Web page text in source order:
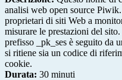
analisi web open source
proprietari di siti Web a
misurare le prestazioni del
prefisso _pk_ses è seguito da
si ritiene sia un codice di
cookie.
Durata: 30 minuti